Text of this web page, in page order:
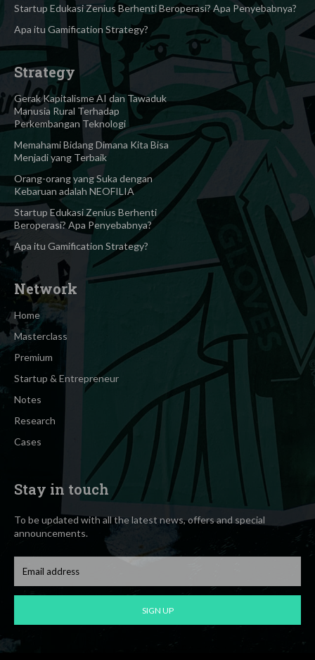
Startup Edukasi Zenius Berhenti Beroperasi? Apa Penyebabnya?
Apa itu Gamification Strategy?
Strategy
Gerak Kapitalisme AI dan Tawaduk
Manusia Rural Terhadap
Perkembangan Teknologi
Memahami Bidang Dimana Kita Bisa
Menjadi yang Terbaik
Orang-orang yang Suka dengan
Kebaruan adalah NEOFILIA
Startup Edukasi Zenius Berhenti
Beroperasi? Apa Penyebabnya?
Apa itu Gamification Strategy?
Network
Home
Masterclass
Premium
Startup & Entrepreneur
Notes
Research
Cases
Stay in touch
To be updated with all the latest news, offers and special
announcements.
SIGN UP